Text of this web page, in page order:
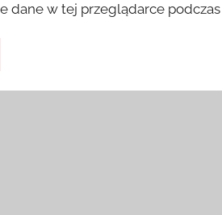
dane w tej przeglądarce